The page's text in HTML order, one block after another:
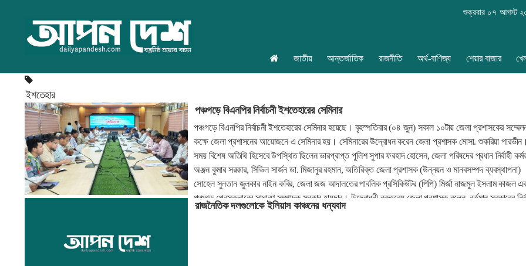
শুক্রবার ০৭ আগস্ট
জাতীয় আন্তর্জাতিক রাজনীতি অর্থ-বাণিজ্য শেয়ার বাজার
ইশতেহার
পঞ্চগড়ে বিএনপির নির্বাচনী ইশতেহারের সেমিনার
পঞ্চগড়ে বিএনপির নির্বাচনী ইশতেহারের সেমিনার হয়েছে। বৃহস্পতিবার (০৪ জুন) সকাল ১০টায় জেলা প্রশাসকের
কক্ষে জেলা প্রশাসনের আয়োজনে এ সেমিনার হয়। সেমিনারের উদ্বোধন করেন জেলা প্রশাসক মোসা. শুকরিয়া
সময় বিশেষ অতিথি হিসেবে উপস্থিত ছিলেন ভারপ্রাপ্ত পুলিশ সুপার ফরহাদ হোসেন, জেলা পরিষদের প্রধান নির্বাহী
অঞ্জন কুমার সরকার, সিভিল সার্জন ডা. মিজানুর রহমান, অতিরিক্ত জেলা প্রশাসক (উন্নয়ন ও মানবসম্পদ ব্যবস্থাপনা)
সোহেল সুলতান জুলকার নাইন কবির, জেলা জজ আদালতের পাবলিক প্রসিকিউটর (পিপি) মির্জা নাজমুল ইসলাম কাজল
পঞ্চগড় প্রেসক্লাবের সাধারণ সম্পাদক সরকার হায়দার। উদ্বোধনী বক্তব্যে জেলা প্রশাসক বলেন, বর্তমান সরকারের
ইশতেহার এখন জনগণের ইশতেহারে পরিণত হয়েছে। রাষ্ট্র পরিচালনা, উন্নয়ন পরিকল্পনা ও ভবিষ্যৎ কর্মপন্থার সুস্পষ্ট
রাজনৈতিক দলগুলোকে ইলিয়াস কাঞ্চনের ধন্যবাদ